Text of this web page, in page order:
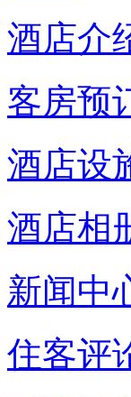
酒店介
客房预
酒店设
酒店相
新闻中
住客评